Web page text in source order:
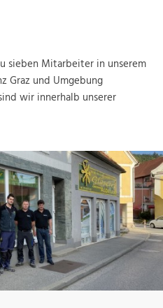
sieben Mitarbeiter in unserem
Graz und Umgebung
wir innerhalb unserer